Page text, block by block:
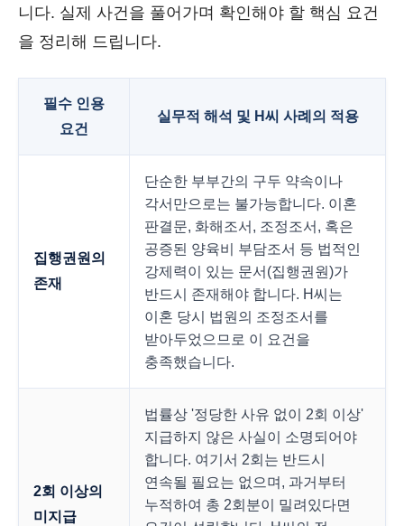
니다. 실제 사건을 풀어가며 확인해야 할 핵심 요건
을 정리해 드립니다.
필수 인용
요건
실무적 해석 및 H씨 사례의 적용
집행권원의
존재
단순한 부부간의 구두 약속이나
각서만으로는 불가능합니다. 이혼
판결문, 화해조서, 조정조서, 혹은
공증된 양육비 부담조서 등 법적인
강제력이 있는 문서(집행권원)가
반드시 존재해야 합니다. H씨는
이혼 당시 법원의 조정조서를
받아두었으므로 이 요건을
충족했습니다.
2회 이상의
미지급
법률상 '정당한 사유 없이 2회 이상'
지급하지 않은 사실이 소명되어야
합니다. 여기서 2회는 반드시
연속될 필요는 없으며, 과거부터
누적하여 총 2회분이 밀려있다면